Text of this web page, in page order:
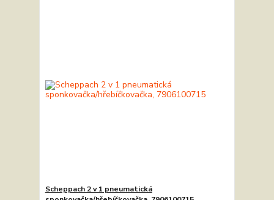
Scheppach 2 v 1 pneumatická